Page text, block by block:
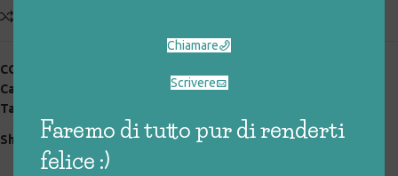
Chiamare
Scrivere
Faremo di tutto pur di renderti
felice :)
COD:
Categorie:
giocattoli rigenerati
Tag:
Share: